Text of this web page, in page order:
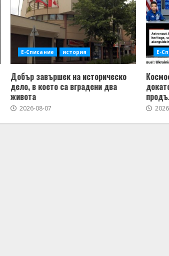
Е-Списание история
Добър завършек на историческо
дело, в което са вградени два
живота
2026-08-07
Е-